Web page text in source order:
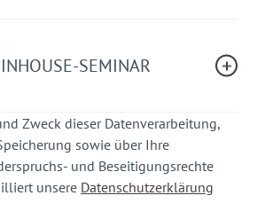
und Sperrung
Praxisimpuls
Wissen für die Umsetzung
in Pflichten und
SEMINAR
Zweck dieser Datenverarbeitung,
sowie über Ihre
und Beseitigungsrechte
unsere Datenschutzerklärung